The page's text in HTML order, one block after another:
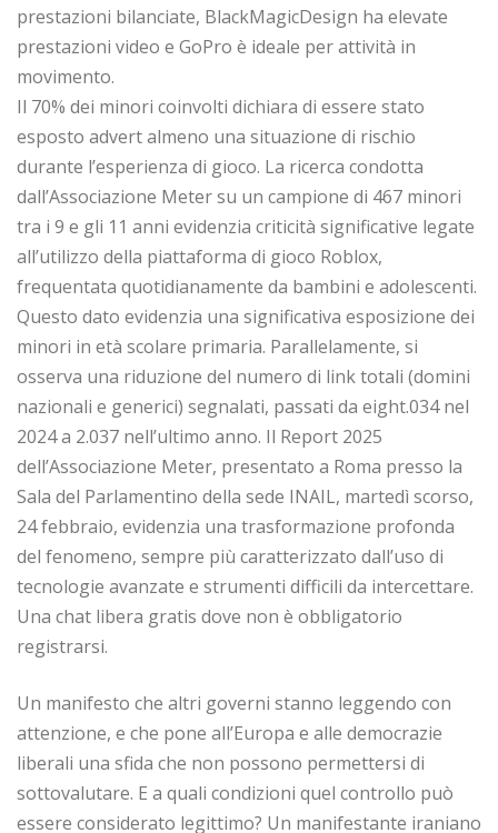
prestazioni bilanciate, BlackMagicDesign ha elevate
prestazioni video e GoPro è ideale per attività in
movimento.
Il 70% dei minori coinvolti dichiara di essere stato
esposto advert almeno una situazione di rischio
durante l’esperienza di gioco. La ricerca condotta
dall’Associazione Meter su un campione di 467 minori
tra i 9 e gli 11 anni evidenzia criticità significative legate
all’utilizzo della piattaforma di gioco Roblox,
frequentata quotidianamente da bambini e adolescenti.
Questo dato evidenzia una significativa esposizione dei
minori in età scolare primaria. Parallelamente, si
osserva una riduzione del numero di link totali (domini
nazionali e generici) segnalati, passati da eight.034 nel
2024 a 2.037 nell’ultimo anno. Il Report 2025
dell’Associazione Meter, presentato a Roma presso la
Sala del Parlamentino della sede INAIL, martedì scorso,
24 febbraio, evidenzia una trasformazione profonda
del fenomeno, sempre più caratterizzato dall’uso di
tecnologie avanzate e strumenti difficili da intercettare.
Una chat libera gratis dove non è obbligatorio
registrarsi.
Un manifesto che altri governi stanno leggendo con
attenzione, e che pone all’Europa e alle democrazie
liberali una sfida che non possono permettersi di
sottovalutare. E a quali condizioni quel controllo può
essere considerato legittimo? Un manifestante iraniano